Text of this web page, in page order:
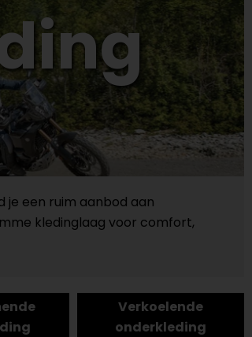
een ruim aanbod aan
kledinglaag voor comfort,
Verkoelende
onderkleding